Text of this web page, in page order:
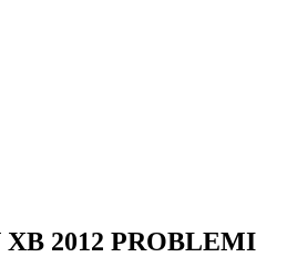
2012 PROBLEMI